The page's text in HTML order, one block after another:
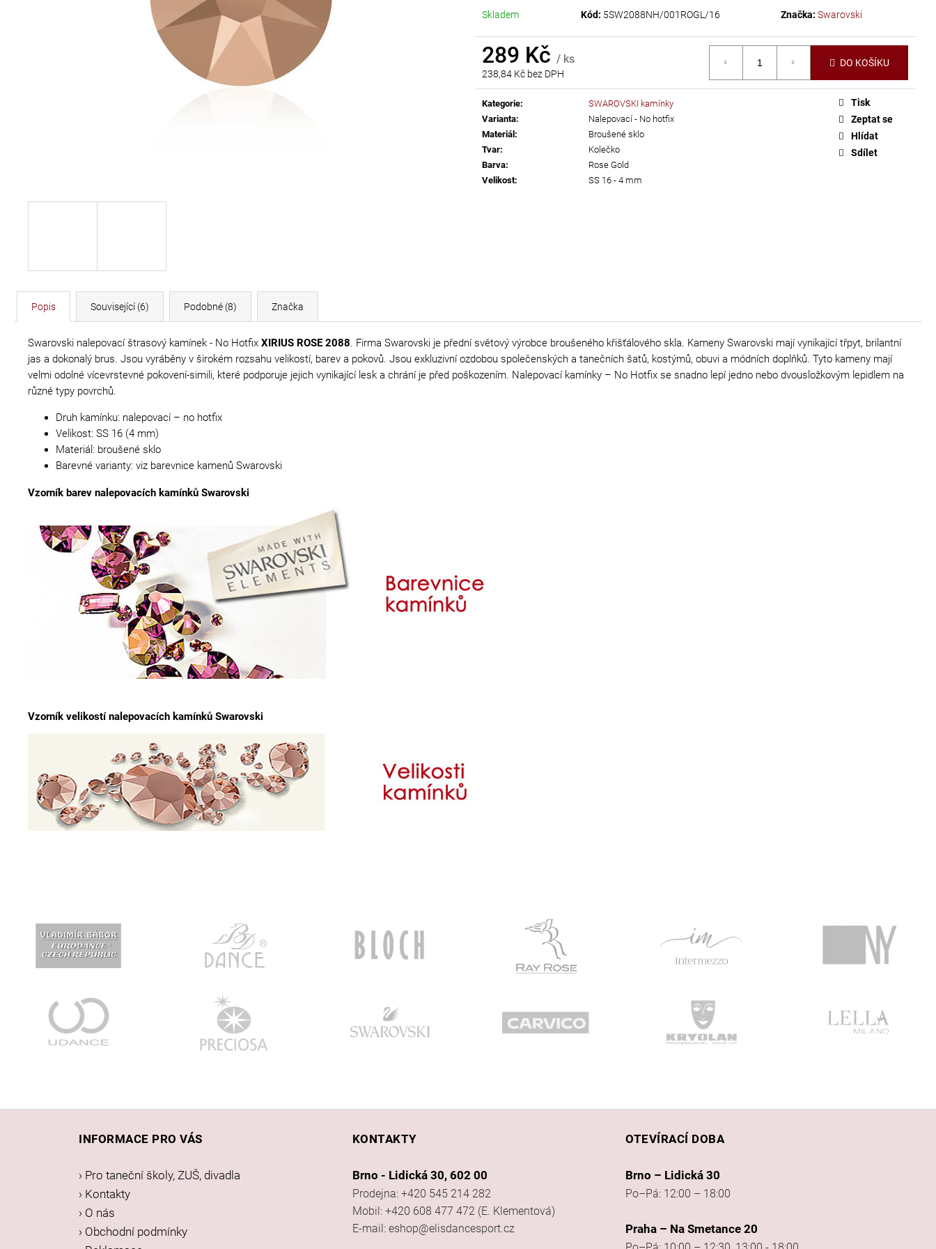
Skladem Kód: 5SW2088NH/001ROGL/16 Značka: Swarovski
289 Kč / ks
238,84 Kč bez DPH
Měrná
cena:
DO KOŠÍKU
Kategorie:
SWAROVSKI kamínky
Varianta:
Nalepovací - No hotfix
Materiál:
Broušené sklo
Tvar:
Kolečko
Barva:
Rose Gold
Velikost: SS 16 - 4 mm
Tisk
Zeptat se
Hlídat
Sdílet
Popis Související (6) Podobné (8) Značka
Swarovski nalepovací štrasový kamínek - No Hotfix XIRIUS ROSE 2088. Firma Swarovski je přední světový výrobce broušeného křišťálového skla. Kameny Swarovski mají vynikající třpyt, brilantní
jas a dokonalý brus. Jsou vyráběny v širokém rozsahu velikostí, barev a pokovů. Jsou exkluzivní ozdobou společenských a tanečních šatů, kostýmů, obuvi a módních doplňků. Tyto kameny mají
velmi odolné vícevrstevné pokovení-simili, které podporuje jejich vynikající lesk a chrání je před poškozením. Nalepovací kamínky – No Hotfix se snadno lepí jedno nebo dvousložkovým lepidlem na
různé typy povrchů.
Druh kamínku: nalepovací – no hotfix
Velikost: SS 16 (4 mm)
Materiál: broušené sklo
Barevné varianty: viz barevnice kamenů Swarovski
Vzorník barev nalepovacích kamínků Swarovski
Vzorník velikostí nalepovacích kamínků Swarovski
299 Kč
INFORMACE PRO VÁS
› Pro taneční školy, ZUŠ, divadla
› Kontakty
› O nás
› Obchodní podmínky
KONTAKTY
Brno - Lidická 30, 602 00
Prodejna: +420 545 214 282
Mobil: +420 608 477 472 (E. Klementová)
E-mail: eshop@elisdancesport.cz
OTEVÍRACÍ DOBA
Brno – Lidická 30
Po–Pá: 12:00 – 18:00
Praha – Na Smetance 20